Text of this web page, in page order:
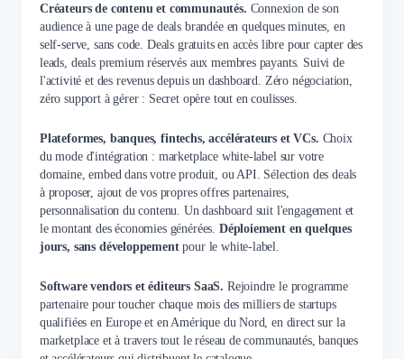
Créateurs de contenu et communautés. Connexion de son
audience à une page de deals brandée en quelques minutes, en
self-serve, sans code. Deals gratuits en accès libre pour capter des
leads, deals premium réservés aux membres payants. Suivi de
l'activité et des revenus depuis un dashboard. Zéro négociation,
zéro support à gérer : Secret opère tout en coulisses.
Plateformes, banques, fintechs, accélérateurs et VCs. Choix
du mode d'intégration : marketplace white-label sur votre
domaine, embed dans votre produit, ou API. Sélection des deals
à proposer, ajout de vos propres offres partenaires,
personnalisation du contenu. Un dashboard suit l'engagement et
le montant des économies générées. Déploiement en quelques
jours, sans développementpour le white-label.
Software vendors et éditeurs SaaS. Rejoindre le programme
partenaire pour toucher chaque mois des milliers de startups
qualifiées en Europe et en Amérique du Nord, en direct sur la
marketplace et à travers tout le réseau de communautés, banques